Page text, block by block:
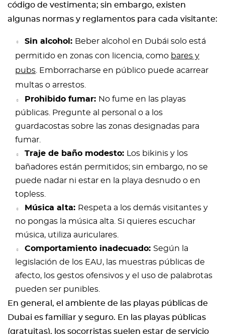
código de vestimenta; sin embargo, existen
algunas normas y reglamentos para cada visitante:
Sin alcohol: Beber alcohol en Dubái solo está
permitido en zonas con licencia, como bares y
pubs . Emborracharse en público puede acarrear
multas o arrestos.
Prohibido fumar: No fume en las playas
públicas. Pregunte al personal o a los
guardacostas sobre las zonas designadas para
fumar.
Traje de baño modesto:
Los bikinis y los
bañadores están permitidos; sin embargo, no se
puede nadar ni estar en la playa desnudo o en
topless.
Música alta: Respeta a los demás visitantes y
no pongas la música alta. Si quieres escuchar
música, utiliza auriculares.
Comportamiento inadecuado: Según la
legislación de los EAU, las muestras públicas de
afecto, los gestos ofensivos y el uso de palabrotas
pueden ser punibles.
En general, el ambiente de las playas públicas de
Dubai es familiar y seguro. En las playas públicas
(gratuitas), los socorristas suelen estar de servicio